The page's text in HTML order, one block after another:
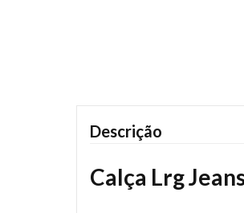
Descrição
Calça Lrg